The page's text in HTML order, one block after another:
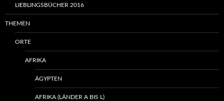
LIEBLINGSBÜCHER 2016
THEMEN
ORTE
AFRIKA
ÄGYPTEN
AFRIKA (LÄNDER A BIS L)